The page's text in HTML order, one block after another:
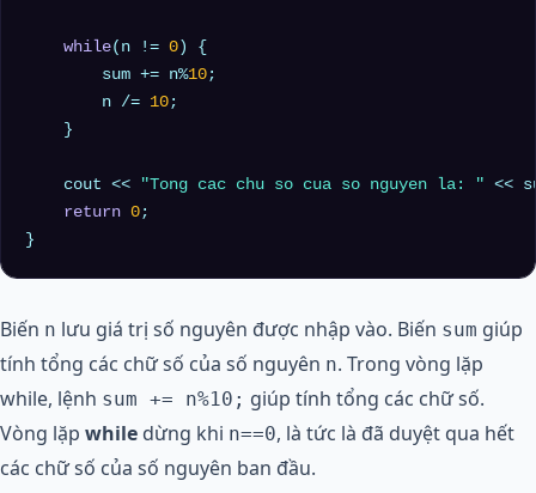
while(n != 0 ) {
        sum += n%
10;
        n /=
10;
    }
    cout <<
"Tong cac chu so cua so nguyen la: " <<
return 0;
}
Biến n lưu giá trị số nguyên được nhập vào. Biến sum giúp
tính tổng các chữ số của số nguyên n. Trong vòng lặp
while, lệnh sum += n%10; giúp tính tổng các chữ số.
Vòng lặp while dừng khi n==0, là tức là đã duyệt qua hết
các chữ số của số nguyên ban đầu.